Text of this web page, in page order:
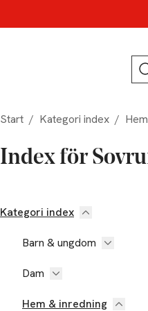
Start / Kategori index /
Index för
Kategori index
Barn & ungdom
Dam
Hem & inredning